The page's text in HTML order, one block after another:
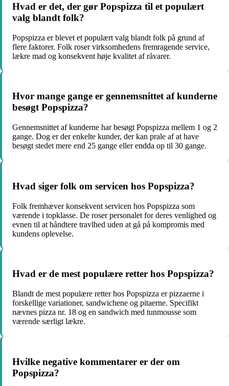
Hvad er det, der gør Popspizza til et populært
valg blandt folk?
Popspizza er blevet et populært valg blandt folk på grund af
flere faktorer. Folk roser virksomhedens fremragende service,
lækre mad og konsekvent høje kvalitet af råvarer.
Hvor mange gange er gennemsnittet af kunderne
besøgt Popspizza?
Gennemsnittet af kunderne har besøgt Popspizza mellem 1 og 2
gange. Dog er der enkelte kunder, der kan prale af at have
besøgt stedet mere end 25 gange eller endda op til 30 gange.
Hvad siger folk om servicen hos Popspizza?
Folk fremhæver konsekvent servicen hos Popspizza som
værende i topklasse. De roser personalet for deres venlighed og
evnen til at håndtere travlhed uden at gå på kompromis med
kundens oplevelse.
Hvad er de mest populære retter hos Popspizza?
Blandt de mest populære retter hos Popspizza er pizzaerne i
forskellige variationer, sandwichene og pitaerne. Specifikt
nævnes pizza nr. 18 og en sandwich med tunmousse som
værende særligt lækre.
Hvilke negative kommentarer er der om
Popspizza?